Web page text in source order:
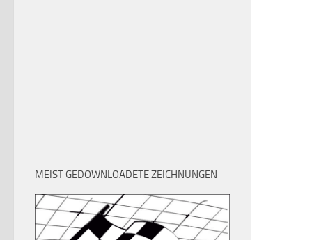
MEIST GEDOWNLOADETE ZEICHNUNGEN